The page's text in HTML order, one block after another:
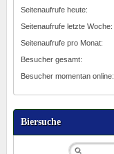
Seitenaufrufe heute:
Seitenaufrufe letzte Woche:
Seitenaufrufe pro Monat:
Besucher gesamt:
Besucher momentan online:
Biersuche